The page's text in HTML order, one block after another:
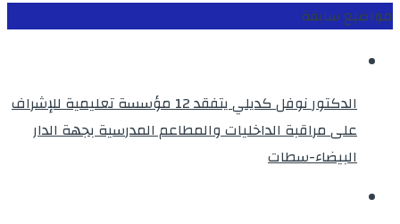
مواضيع سابقة
الدكتور نوفل كديلي يتفقد 12 مؤسسة تعليمية للإشراف
على مراقبة الداخليات والمطاعم المدرسية بجهة الدار
البيضاء-سطات